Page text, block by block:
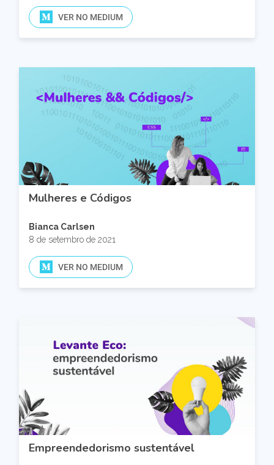
VER NO MEDIUM
Mulheres e Códigos
Bianca Carlsen
8 de setembro de 2021
VER NO MEDIUM
Empreendedorismo sustentável